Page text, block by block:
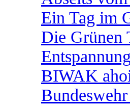
Ein Tag im
Die Grünen
BIWAK